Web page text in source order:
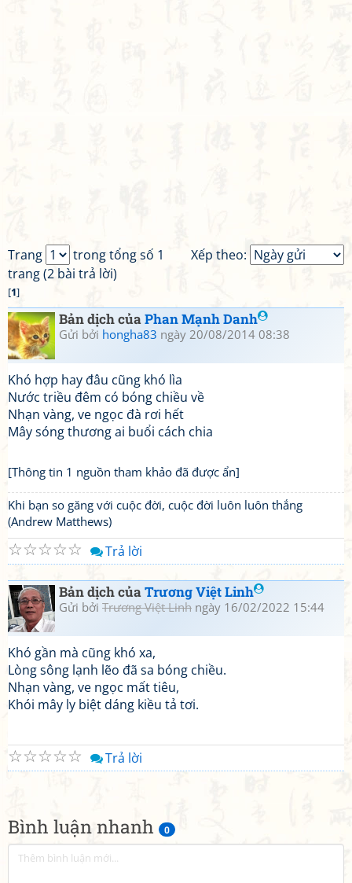
Bình luận nhanh 0
Xếp theo:
Trang
trong tổng số 1
trang (2 bài trả lời)
[1]
Bản dịch củaPhan Mạnh Danh
Gửi bởi hongha83 ngày 20/08/2014 08:38
Khó hợp hay đâu cũng khó lìa
Nước triều đêm có bóng chiều về
Nhạn vàng, ve ngọc đà rơi hết
Mây sóng thương ai buổi cách chia
[Thông tin 1 nguồn tham khảo đã được ẩn]
Khi bạn so găng với cuộc đời, cuộc đời luôn luôn thắng
(Andrew Matthews)
☆
☆
☆
☆
☆ Trả lời
Bản dịch củaTrương Việt Linh
Gửi bởi Trương Việt Linh ngày 16/02/2022 15:44
Khó gần mà cũng khó xa,
Lòng sông lạnh lẽo đã sa bóng chiều.
Nhạn vàng, ve ngọc mất tiêu,
Khói mây ly biệt dáng kiều tả tơi.
☆
☆
☆
☆
☆ Trả lời